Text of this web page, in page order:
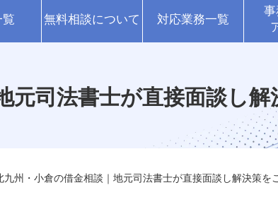
無料相談について 対応業務一覧
元司法書士が直接面談し
九州・小倉の借金相談｜地元司法書士が直接面談し解決策を